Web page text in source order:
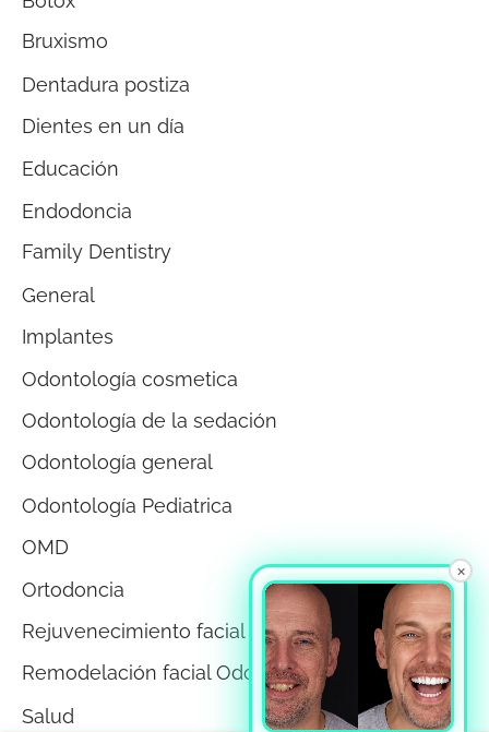
Bruxismo
Dentadura postiza
Dientes en un día
Educación
Endodoncia
Family Dentistry
General
Implantes
Odontología cosmetica
Odontología de la sedación
Odontología general
Odontología Pediatrica
OMD
Ortodoncia
Rejuvenecimiento facial
Remodelación facial Odontología
Salud
×